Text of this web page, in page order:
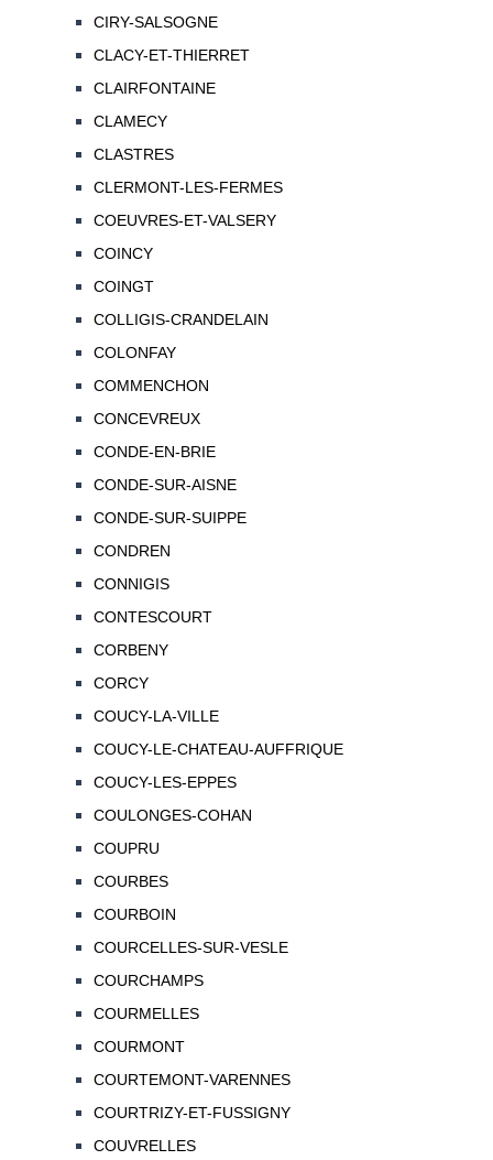
CIRY-SALSOGNE
CLACY-ET-THIERRET
CLAIRFONTAINE
CLAMECY
CLASTRES
CLERMONT-LES-FERMES
COEUVRES-ET-VALSERY
COINCY
COINGT
COLLIGIS-CRANDELAIN
COLONFAY
COMMENCHON
CONCEVREUX
CONDE-EN-BRIE
CONDE-SUR-AISNE
CONDE-SUR-SUIPPE
CONDREN
CONNIGIS
CONTESCOURT
CORBENY
CORCY
COUCY-LA-VILLE
COUCY-LE-CHATEAU-AUFFRIQUE
COUCY-LES-EPPES
COULONGES-COHAN
COUPRU
COURBES
COURBOIN
COURCELLES-SUR-VESLE
COURCHAMPS
COURMELLES
COURMONT
COURTEMONT-VARENNES
COURTRIZY-ET-FUSSIGNY
COUVRELLES